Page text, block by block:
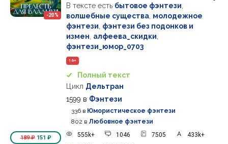
-20%
189 ₽151 ₽
В тексте есть бытовое фэнтези
волшебные существа молодежное
фэнтези фэнтези без подонков и
измен алфеева_скидки
фэнтези_юмор_0703
16+
Полный текст
Цикл Дельтран
1599 в Фэнтези
336 в Юмористическое фэнтези
802 в Любовное фэнтези
555k+
1046 7505
433k+